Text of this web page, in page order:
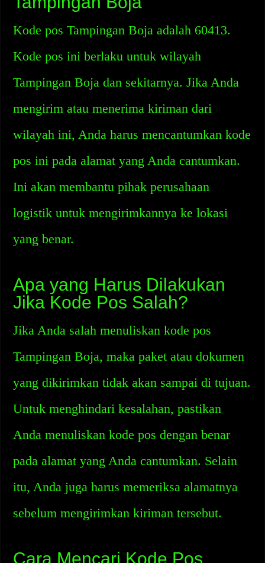
Kode pos Tampingan Boja adalah 60413.
Kode pos ini berlaku untuk wilayah
Tampingan Boja dan sekitarnya. Jika Anda
mengirim atau menerima kiriman dari
wilayah ini, Anda harus mencantumkan kode
pos ini pada alamat yang Anda cantumkan.
Ini akan membantu pihak perusahaan
logistik untuk mengirimkannya ke lokasi
yang benar.
Apa yang Harus Dilakukan
Jika Kode Pos Salah?
Jika Anda salah menuliskan kode pos
Tampingan Boja, maka paket atau dokumen
yang dikirimkan tidak akan sampai di tujuan.
Untuk menghindari kesalahan, pastikan
Anda menuliskan kode pos dengan benar
pada alamat yang Anda cantumkan. Selain
itu, Anda juga harus memeriksa alamatnya
sebelum mengirimkan kiriman tersebut.
Cara Mencari Kode Pos